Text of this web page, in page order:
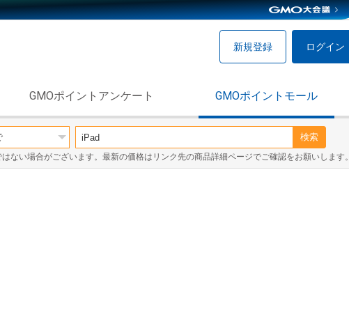
新規登録 ログイン
GMOポイントアンケート GMOポイントモール
検索
ない場合がございます。最新の価格はリンク先の商品詳細ページでご確認をお願いします。